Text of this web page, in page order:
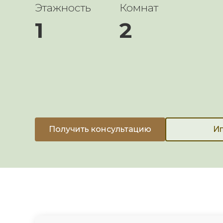
Этажность
1
Комнат
2
Получить консультацию